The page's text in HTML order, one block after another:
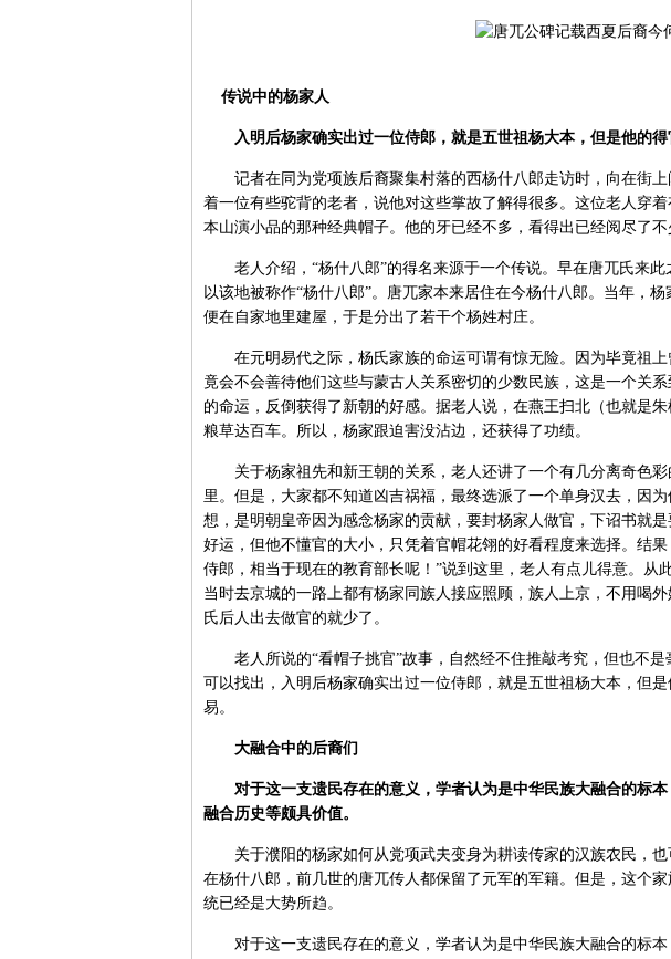
传说中的杨家人
入明后杨家确实出过一位侍郎，就是五世祖杨大本，但是他的
记者在同为党项族后裔聚集村落的西杨什八郎走访时，向在街上
着一位有些驼背的老者，说他对这些掌故了解得很多。这位老人穿
本山演小品的那种经典帽子。他的牙已经不多，看得出已经阅尽了不
老人介绍，“杨什八郎”的得名来源于一个传说。早在唐兀氏来此
以该地被称作“杨什八郎”。唐兀家本来居住在今杨什八郎。当年，
便在自家地里建屋，于是分出了若干个杨姓村庄。
在元明易代之际，杨氏家族的命运可谓有惊无险。因为毕竟祖上
竟会不会善待他们这些与蒙古人关系密切的少数民族，这是一个关
的命运，反倒获得了新朝的好感。据老人说，在燕王扫北（也就是
粮草达百车。所以，杨家跟迫害没沾边，还获得了功绩。
关于杨家祖先和新王朝的关系，老人还讲了一个有几分离奇色彩
里。但是，大家都不知道凶吉祸福，最终选派了一个单身汉去，因
想，是明朝皇帝因为感念杨家的贡献，要封杨家人做官，下诏书就
好运，但他不懂官的大小，只凭着官帽花翎的好看程度来选择。结
侍郎，相当于现在的教育部长呢！”说到这里，老人有点儿得意。从
当时去京城的一路上都有杨家同族人接应照顾，族人上京，不用喝
氏后人出去做官的就少了。
老人所说的“看帽子挑官”故事，自然经不住推敲考究，但也不是
可以找出，入明后杨家确实出过一位侍郎，就是五世祖杨大本，但
易。
大融合中的后裔们
对于这一支遗民存在的意义，学者认为是中华民族大融合的标本
融合历史等颇具价值。
关于濮阳的杨家如何从党项武夫变身为耕读传家的汉族农民，也
在杨什八郎，前几世的唐兀传人都保留了元军的军籍。但是，这个
统已经是大势所趋。
对于这一支遗民存在的意义，学者认为是中华民族大融合的标本